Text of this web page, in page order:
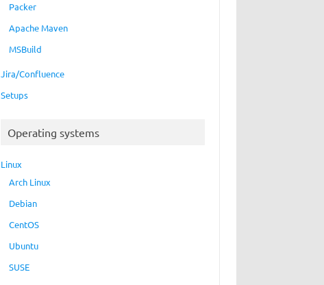
Packer
Apache Maven
MSBuild
Jira/Confluence
Setups
Operating systems
Linux
Arch Linux
Debian
CentOS
Ubuntu
SUSE